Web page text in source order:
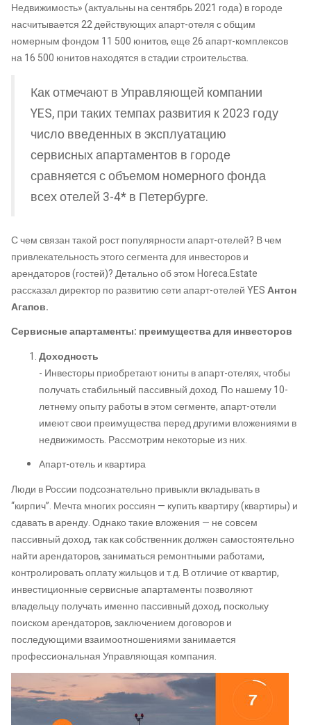
Недвижимость» (актуальны на сентябрь 2021 года) в городе
насчитывается 22 действующих апарт-отеля с общим
номерным фондом 11 500 юнитов, еще 26 апарт-комплексов
на 16 500 юнитов находятся в стадии строительства.
Как отмечают в Управляющей компании
YES, при таких темпах развития к 2023 году
число введенных в эксплуатацию
сервисных апартаментов в городе
сравняется с объемом номерного фонда
всех отелей 3-4* в Петербурге.
С чем связан такой рост популярности апарт-отелей? В чем
привлекательность этого сегмента для инвесторов и
арендаторов (гостей)? Детально об этом Horeca.Estate
рассказал директор по развитию сети апарт-отелей YESАнтон
Агапов.
Сервисные апартаменты: преимущества для инвесторов
Доходность
- Инвесторы приобретают юниты в апарт-отелях, чтобы
получать стабильный пассивный доход. По нашему 10-
летнему опыту работы в этом сегменте, апарт-отели
имеют свои преимущества перед другими вложениями в
недвижимость. Рассмотрим некоторые из них.
Апарт-отель и квартира
Люди в России подсознательно привыкли вкладывать в
“кирпич”. Мечта многих россиян — купить квартиру (квартиры) и
сдавать в аренду. Однако такие вложения — не совсем
пассивный доход, так как собственник должен самостоятельно
найти арендаторов, заниматься ремонтными работами,
контролировать оплату жильцов и т.д. В отличие от квартир,
инвестиционные сервисные апартаменты позволяют
владельцу получать именно пассивный доход, поскольку
поиском арендаторов, заключением договоров и
последующими взаимоотношениями занимается
профессиональная Управляющая компания.